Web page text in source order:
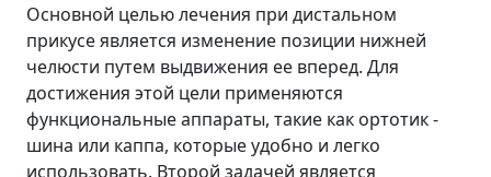
Основной целью лечения при дистальном
прикусе является изменение позиции нижней
челюсти путем выдвижения ее вперед. Для
достижения этой цели применяются
функциональные аппараты, такие как ортотик -
шина или каппа, которые удобно и легко
использовать. Второй задачей является